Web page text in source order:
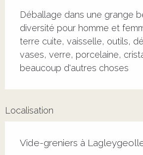
Déballage dans une grange
diversité pour homme et
terre cuite, vaisselle, outils,
vases, verre, porcelaine,
beaucoup d'autres choses
Localisation
Vide-greniers à